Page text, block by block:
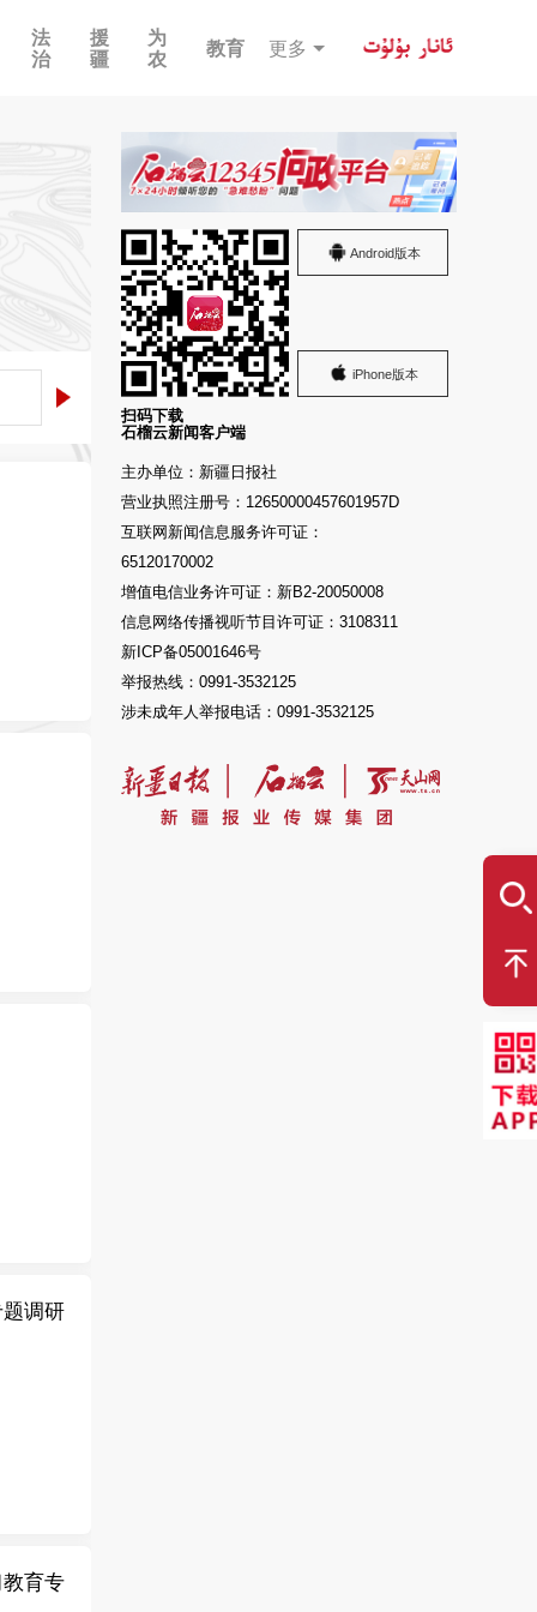
法
治
援
疆
为
农
教育 更多
调研
育专
Android版本
iPhone版本
扫码下载
石榴云新闻客户端
主办单位：新疆日报社
营业执照注册号：12650000457601957D
互联网新闻信息服务许可证：
65120170002
增值电信业务许可证：新B2-20050008
信息网络传播视听节目许可证：3108311
新ICP备05001646号
举报热线：0991-3532125
涉未成年人举报电话：0991-3532125